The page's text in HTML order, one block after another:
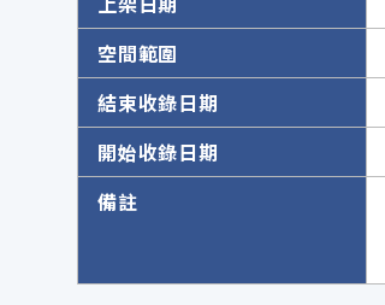
空間範圍
結束收錄日期
開始收錄日期
備註